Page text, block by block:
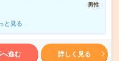
男性
と見る
進む 詳しく見る